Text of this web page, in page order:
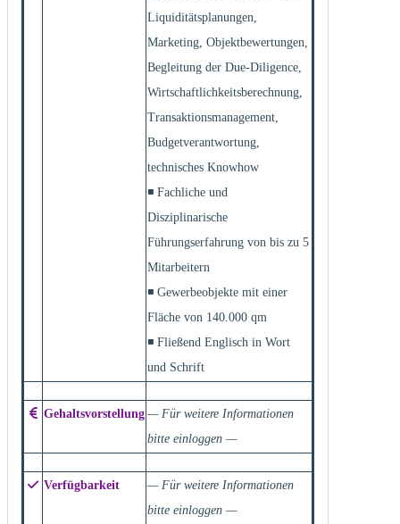
Liquiditätsplanungen,
Marketing, Objektbewertungen,
Begleitung der Due-Diligence,
Wirtschaftlichkeitsberechnung,
Transaktionsmanagement,
Budgetverantwortung,
technisches Knowhow
◾ Fachliche und
Disziplinarische
Führungserfahrung von bis zu 5
Mitarbeitern
◾ Gewerbeobjekte mit einer
Fläche von 140.000 qm
◾ Fließend Englisch in Wort
und Schrift
Gehaltsvorstellung — Für weitere Informationen
bitte einloggen —
Verfügbarkeit
— Für weitere Informationen
bitte einloggen —